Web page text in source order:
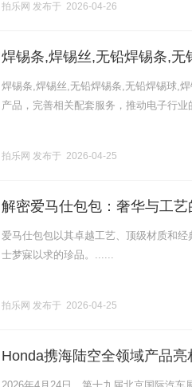
工厂，.........
拍乐网 发布于 2026-04-26
焊锡条,焊锡丝,无铅焊锡条,无
铝药芯焊丝、锡锌丝，环保
焊锡条,焊锡丝,无铅焊锡条,无铅焊锡球,
产品，完善相关配套服务，推动电子行
拍乐网 发布于 2026-04-25
解密爱马仕包包：奢华与工艺
爱马仕包包以其卓越工艺、顶级材质和
士梦寐以求的珍品。......
拍乐网 发布于 2026-04-25
Honda携海陆空全领域产品亮